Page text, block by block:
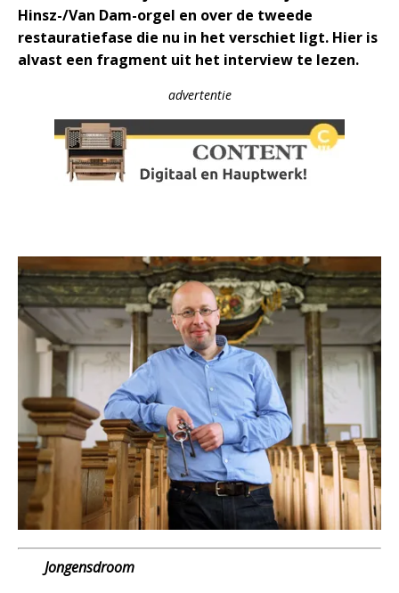
Hinsz-/Van Dam-orgel en over de tweede
restauratiefase die nu in het verschiet ligt. Hier is
alvast een fragment uit het interview te lezen.
advertentie
Jongensdroom